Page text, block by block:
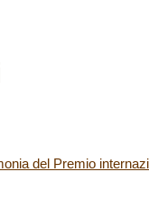
del Premio